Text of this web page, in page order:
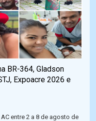
BR-364, Gladson
Expoacre 2026 e
entre 2 a 8 de agosto de